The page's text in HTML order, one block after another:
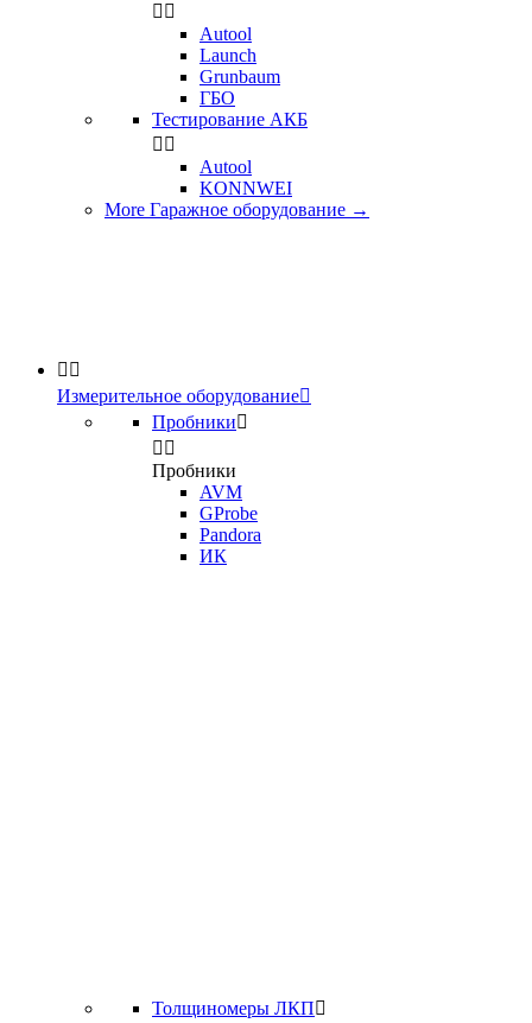
 
Autool
Launch
Grunbaum
ГБО
Тестирование АКБ
 
Autool
KONNWEI
More Гаражное оборудование →
 
Измерительное оборудование
Пробники
 
Пробники
AVM
GProbe
Pandora
ИК
Толщиномеры ЛКП